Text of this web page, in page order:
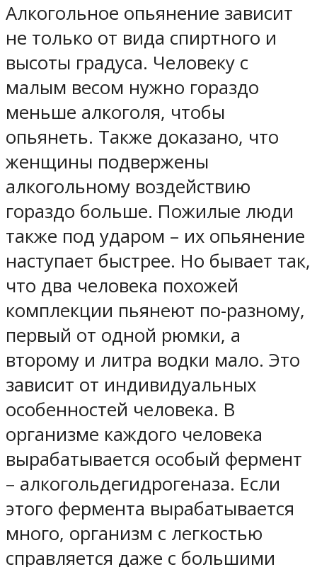
Алкогольное опьянение зависит
не только от вида спиртного и
высоты градуса. Человеку с
малым весом нужно гораздо
меньше алкоголя, чтобы
опьянеть. Также доказано, что
женщины подвержены
алкогольному воздействию
гораздо больше. Пожилые люди
также под ударом – их опьянение
наступает быстрее. Но бывает так,
что два человека похожей
комплекции пьянеют по-разному,
первый от одной рюмки, а
второму и литра водки мало. Это
зависит от индивидуальных
особенностей человека. В
организме каждого человека
вырабатывается особый фермент
– алкогольдегидрогеназа. Если
этого фермента вырабатывается
много, организм с легкостью
справляется даже с большими